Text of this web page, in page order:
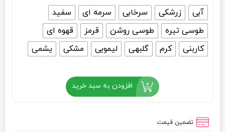
آبی
زرشکی سرخابی سرمه ای
سفید
طوسی تیره
طوسی روشن قرمز
قهوه ای
کاربنی
کرم گلبهی لیمویی مشکی یشمی
افزودن به سبد خرید
تضمین قیمت